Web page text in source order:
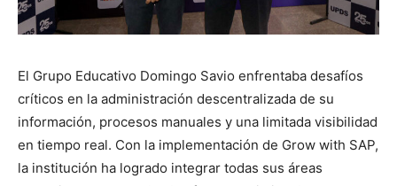
El Grupo Educativo Domingo Savio enfrentaba desafíos
críticos en la administración descentralizada de su
información, procesos manuales y una limitada visibilidad
en tiempo real. Con la implementación de Grow with SAP,
la institución ha logrado integrar todas sus áreas